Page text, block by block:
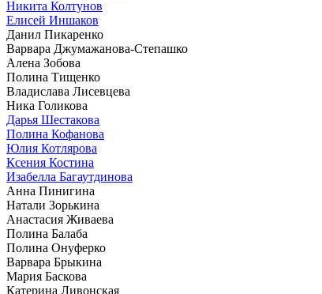
Никита Колтунов
Елисей Иншаков
Данил Пикаренко
Варвара Джумажанова-Степашко
Алена Зобова
Полина Тищенко
Владислава Лисевцева
Ника Голикова
Дарья Шестакова
Полина Кофанова
Юлия Котлярова
Ксения Костина
Изабелла Багаутдинова
Анна Пинигина
Натали Зорькина
Анастасия Живаева
Полина Балаба
Полина Онуферко
Варвара Брыкина
Мария Баскова
Катерина Ливонская